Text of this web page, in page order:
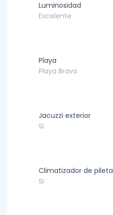
Luminosidad
Excelente
Playa
Playa Brava
Jacuzzi exterior
SI
Climatizador de pileta
SI